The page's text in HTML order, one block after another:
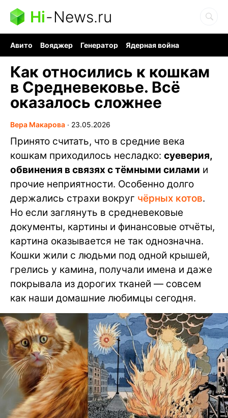
Hi-News.ru
Авито Вояджер Генератор
Ядерная война
Как относились к кошкам
в Средневековье. Всё
оказалось сложнее
Вера Макарова ∙ 23.05.2026
Принято считать, что в средние века
кошкам приходилось несладко: суеверия,
обвинения в связях с тёмными силами и
прочие неприятности. Особенно долго
держались страхи вокруг чёрных котов.
Но если заглянуть в средневековые
документы, картины и финансовые отчёты,
картина оказывается не так однозначна.
Кошки жили с людьми под одной крышей,
грелись у камина, получали имена и даже
покрывала из дорогих тканей — совсем
как наши домашние любимцы сегодня.